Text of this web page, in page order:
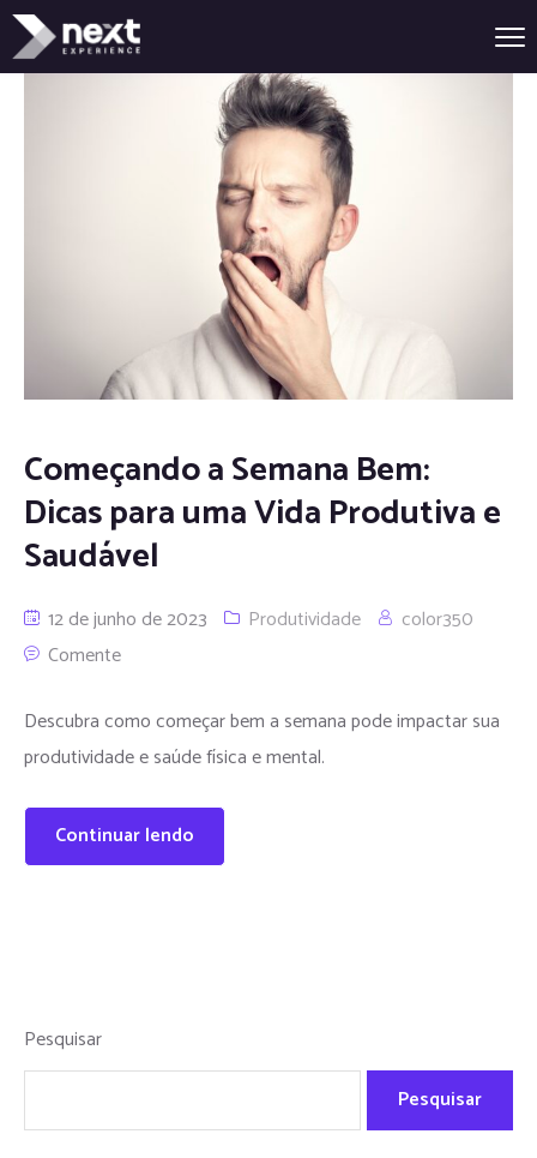
Começando a Semana Bem:
Dicas para uma Vida Produtiva e
Saudável
12 de junho de 2023 Produtividade
color350
Comente
Descubra como começar bem a semana pode impactar sua
produtividade e saúde física e mental.
Continuar lendo
Pesquisar
Pesquisar